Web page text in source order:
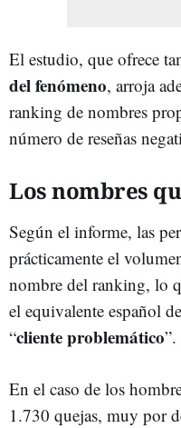
El estudio, que ofrece
del fenómeno, arroja
ranking de nombres
número de reseñas
Los nombres
Según el informe, las
prácticamente el
nombre del ranking, lo
el equivalente español
“cliente problemático”.
En el caso de los
1.730 quejas, muy por